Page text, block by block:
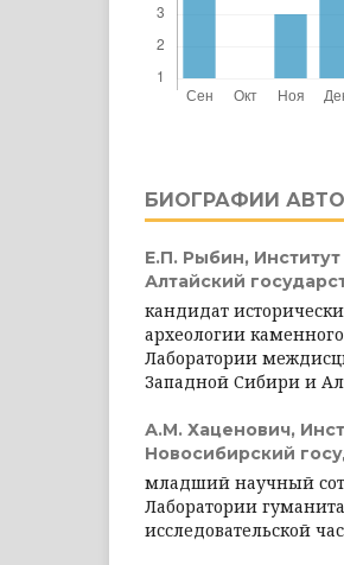
БИОГРАФИИ
Е.П. Рыбин,
Алтайский
кандидат
археологии
Лаборатории
Западной Сибири и
А.М. Хаценович,
Новосибирский
младший научный
Лаборатории
исследовательской